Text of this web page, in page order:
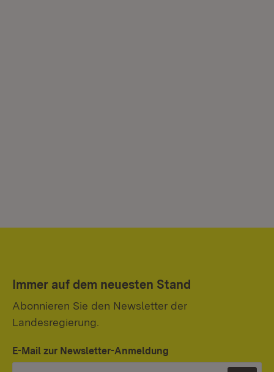
Immer auf dem neuesten Stand
Abonnieren Sie den Newsletter der
Landesregierung.
E-Mail zur Newsletter-Anmeldung